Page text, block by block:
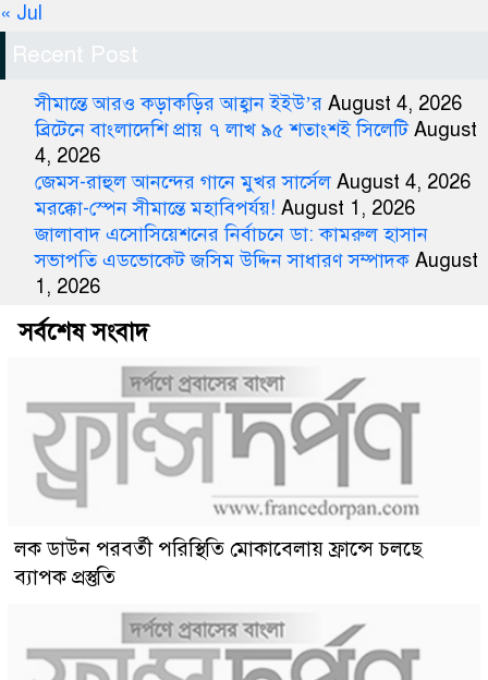
« Jul
Recent Post
সীমান্তে আরও কড়াকড়ির আহ্বান ইইউ’র August 4, 2026
ব্রিটেনে বাংলাদেশি প্রায় ৭ লাখ ৯৫ শতাংশই সিলেটি August
4, 2026
জেমস-রাহুল আনন্দের গানে মুখর সার্সেল August 4, 2026
মরক্কো-স্পেন সীমান্তে মহাবিপর্যয়! August 1, 2026
জালাবাদ এসোসিয়েশনের নির্বাচনে ডা: কামরুল হাসান
সভাপতি এডভোকেট জসিম উদ্দিন সাধারণ সম্পাদক August
1, 2026
সর্বশেষ সংবাদ
লক ডাউন পরবর্তী পরিস্থিতি মোকাবেলায় ফ্রান্সে চলছে
ব্যাপক প্রস্তুতি